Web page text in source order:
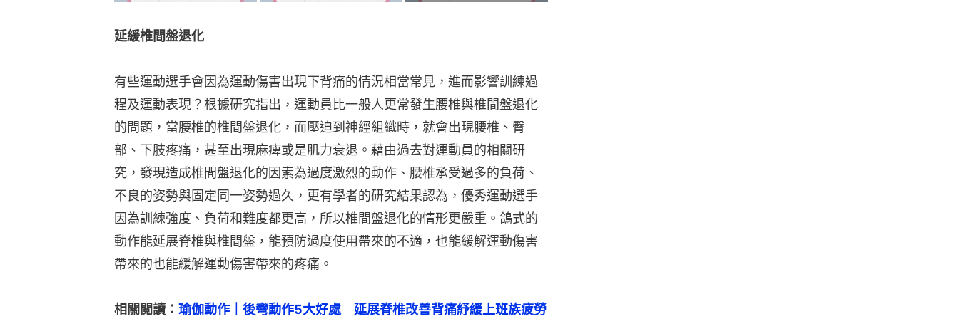
延緩椎間盤退化
有些運動選手會因為運動傷害出現下背痛的情況相當常見，進而影響訓練過
程及運動表現？根據研究指出，運動員比一般人更常發生腰椎與椎間盤退化
的問題，當腰椎的椎間盤退化，而壓迫到神經組織時，就會出現腰椎、臀
部、下肢疼痛，甚至出現麻痺或是肌力衰退。藉由過去對運動員的相關研
究，發現造成椎間盤退化的因素為過度激烈的動作、腰椎承受過多的負荷、
不良的姿勢與固定同一姿勢過久，更有學者的研究結果認為，優秀運動選手
因為訓練強度、負荷和難度都更高，所以椎間盤退化的情形更嚴重。鴿式的
動作能延展脊椎與椎間盤，能預防過度使用帶來的不適，也能緩解運動傷害
帶來的也能緩解運動傷害帶來的疼痛。
相關閲讀： 瑜伽動作｜後彎動作5大好處　延展脊椎改善背痛紓緩上班族疲勞